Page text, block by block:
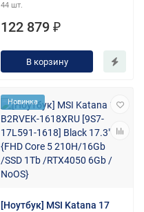
44 шт.
122 879 ₽
В корзину
Новинка
[Ноутбук] MSI Katana 17